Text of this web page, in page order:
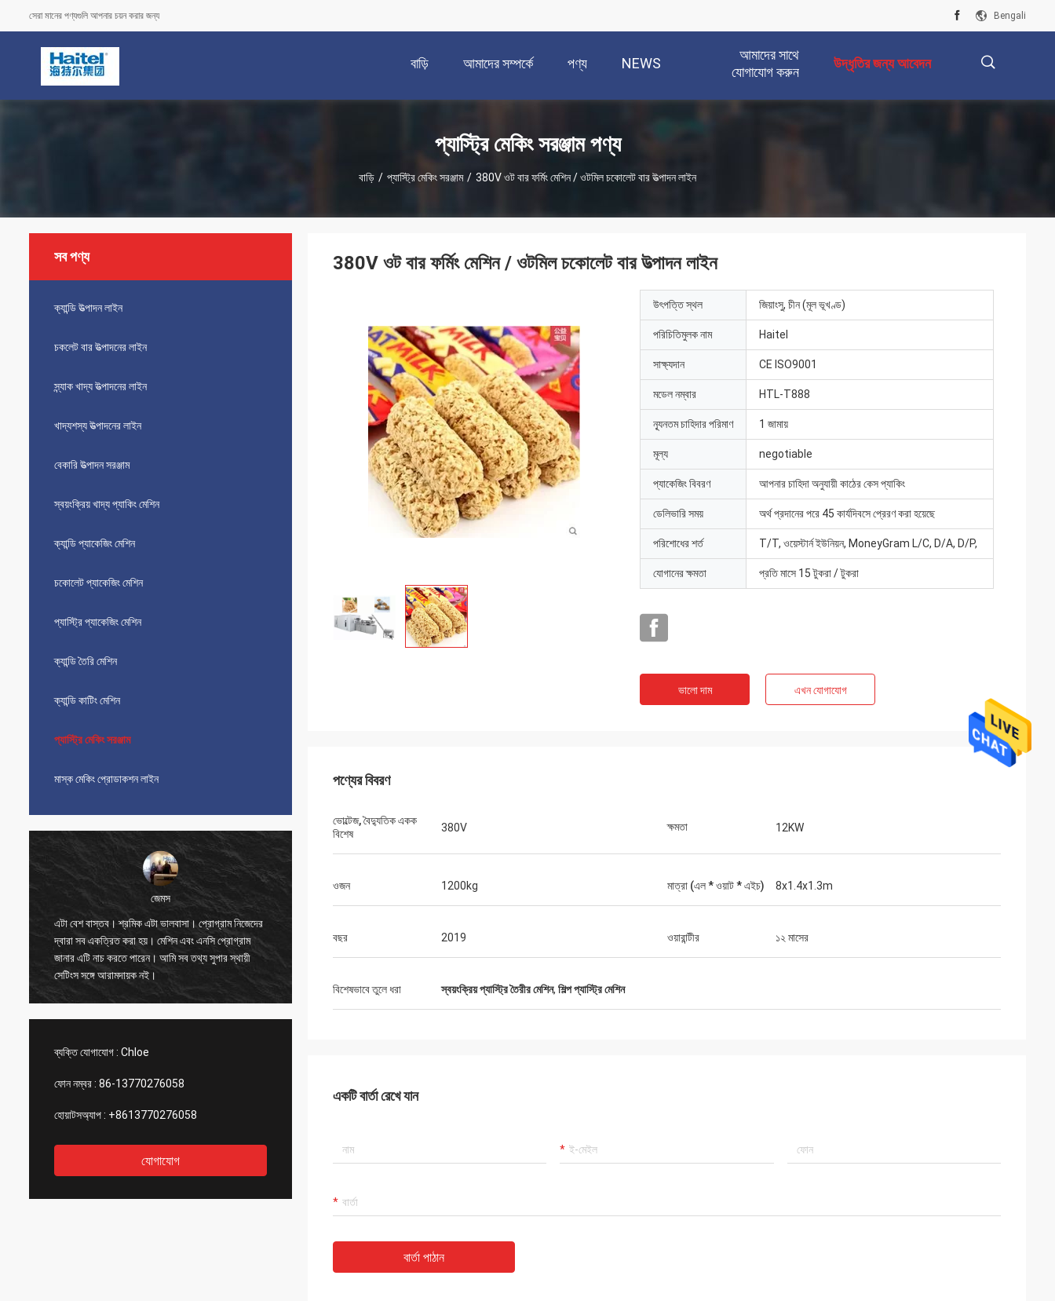
সেরা মানের পণ্যগুলি আপনার চয়ন করার জন্য Bengali
বাড়ি আমাদের সম্পর্কে পণ্য NEWS
আমাদের সাথে
যোগাযোগ করুন
উদ্ধৃতির জন্য আবেদন
প্যাস্ট্রি মেকিং সরঞ্জাম পণ্য
বাড়ি / প্যাস্ট্রি মেকিং সরঞ্জাম / 380V ওট বার ফর্মিং মেশিন / ওটমিল চকোলেট বার উত্পাদন লাইন
সব পণ্য
ক্যান্ডি উত্পাদন লাইন
চকলেট বার উত্পাদনের লাইন
স্ন্যাক খাদ্য উত্পাদনের লাইন
খাদ্যশস্য উত্পাদনের লাইন
বেকারি উত্পাদন সরঞ্জাম
স্বয়ংক্রিয় খাদ্য প্যাকিং মেশিন
ক্যান্ডি প্যাকেজিং মেশিন
চকোলেট প্যাকেজিং মেশিন
প্যাস্ট্রি প্যাকেজিং মেশিন
ক্যান্ডি তৈরি মেশিন
ক্যান্ডি কাটিং মেশিন
প্যাস্ট্রি মেকিং সরঞ্জাম
মাস্ক মেকিং প্রোডাকশন লাইন
জেমস
এটা বেশ বাস্তব। শ্রমিক এটা ভালবাসা। প্রোগ্রাম নিজেদের
দ্বারা সব একত্রিত করা হয়। মেশিন এবং এনসি প্রোগ্রাম
জানার এটি নাচ করতে পারেন। আমি সব তথ্য সুপার স্থায়ী
সেটিংস সঙ্গে আরামদায়ক নই।
অনেকগুলি মেশিন নির্বাচন করুন, এটি দেখুন, খুব সন্তুষ্ট,
প্যাকেজিং খুব কঠিন, কঠোর, বিক্রেতারা ভিডিও পাঠানো হয়,
বিক্রেতার বিবরণ এক থেকে এক, বিক্রেতা এর চিন্তাশীল সেবা
খুব কৃতজ্ঞ। বিবেক ক্রেতা।
যন্ত্রপাতি খুব ভাল, এক বছরের ওয়ারেন্টি, জীবনকালীন সেবা।
মেশিন ভাল মানের হয়।
ব্যক্তি যোগাযোগ : Chloe
ফোন নম্বর : 86-13770276058
হোয়াটসঅ্যাপ : +8613770276058
যোগাযোগ
380V ওট বার ফর্মিং মেশিন / ওটমিল চকোলেট বার উত্পাদন লাইন
উৎপত্তি স্থল জিয়াংসু, চীন (মূল ভূখণ্ড)
পরিচিতিমুলক নাম Haitel
সাক্ষ্যদান CE ISO9001
মডেল নম্বার HTL-T888
ন্যূনতম চাহিদার পরিমাণ 1 জামায়
মূল্য negotiable
প্যাকেজিং বিবরণ আপনার চাহিদা অনুযায়ী কাঠের কেস প্যাকিং
ডেলিভারি সময় অর্থ প্রদানের পরে 45 কার্যদিবসে প্রেরণ করা হয়েছে
পরিশোধের শর্ত T/T, ওয়েস্টার্ন ইউনিয়ন, MoneyGram L/C, D/A, D/P,
যোগানের ক্ষমতা প্রতি মাসে 15 টুকরা / টুকরা
ভালো দাম এখন যোগাযোগ
পণ্যের বিবরণ
ভোল্টেজ, বৈদ্যুতিক একক
বিশেষ
380V ক্ষমতা 12KW
ওজন 1200kg মাত্রা (এল * ওয়াট * এইচ) 8x1.4x1.3m
বছর 2019 ওয়ারান্টীর ১২ মাসের
বিশেষভাবে তুলে ধরা স্বয়ংক্রিয় প্যাস্ট্রি তৈরীর মেশিন, শিল্প প্যাস্ট্রি মেশিন
একটি বার্তা রেখে যান
বার্তা পাঠান